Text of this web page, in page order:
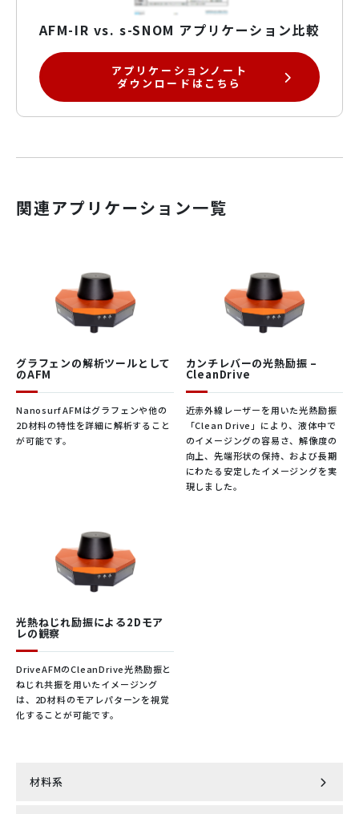
材料系
AFM-IR vs. s-SNOM アプリケーション比較
アプリケーションノート
ダウンロードはこちら
関連アプリケーション一覧
グラフェンの解析ツールとして
のAFM
Nanosurf AFMはグラフェンや他の
2D材料の特性を詳細に解析すること
が可能です。
カンチレバーの光熱励振 –
CleanDrive
近赤外線レーザーを用いた光熱励振
「Clean Drive」により、液体中で
のイメージングの容易さ、解像度の
向上、先端形状の保持、および長期
にわたる安定したイメージングを実
現しました。
光熱ねじれ励振による2Dモア
レの観察
DriveAFMのCleanDrive光熱励振と
ねじれ共振を用いたイメージング
は、2D材料のモアレパターンを視覚
化することが可能です。